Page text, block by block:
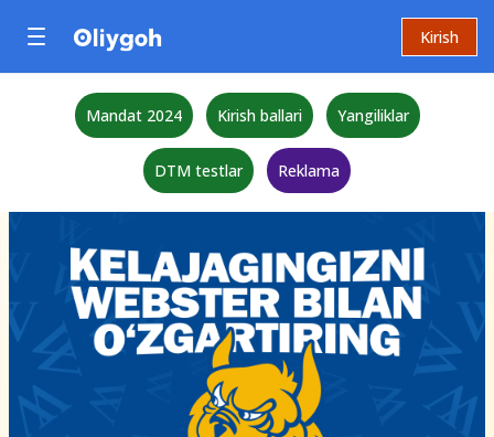
Kirish
Mandat 2024 Kirish ballari Yangiliklar
DTM testlar Reklama